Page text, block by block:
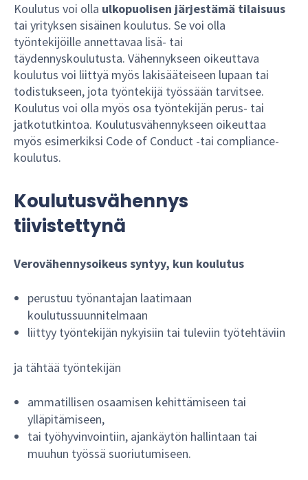
Koulutus voi olla ulkopuolisen järjestämä tilaisuus
tai yrityksen sisäinen koulutus. Se voi olla
työntekijöille annettavaa lisä- tai
täydennyskoulutusta. Vähennykseen oikeuttava
koulutus voi liittyä myös lakisääteiseen lupaan tai
todistukseen, jota työntekijä työssään tarvitsee.
Koulutus voi olla myös osa työntekijän perus- tai
jatkotutkintoa. Koulutusvähennykseen oikeuttaa
myös esimerkiksi Code of Conduct -tai compliance-
koulutus.
Koulutusvähennys
tiivistettynä
Verovähennysoikeus syntyy, kun koulutus
perustuu työnantajan laatimaan
koulutussuunnitelmaan
liittyy työntekijän nykyisiin tai tuleviin työtehtäviin
ja tähtää työntekijän
ammatillisen osaamisen kehittämiseen tai
ylläpitämiseen,
tai työhyvinvointiin, ajankäytön hallintaan tai
muuhun työssä suoriutumiseen.